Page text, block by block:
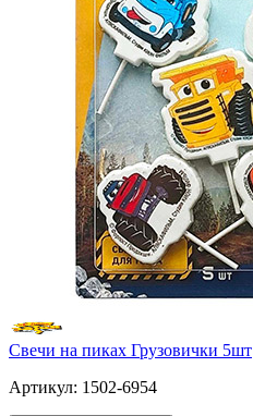
Свечи на пиках Грузовички 5шт
Артикул: 1502-6954